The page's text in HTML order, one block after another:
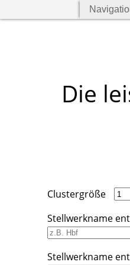
Die
Clustergröße
Stellwerkname
Stellwerkname